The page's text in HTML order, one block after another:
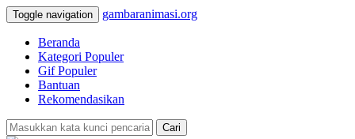
Toggle navigation gambaranimasi.org
Beranda
Kategori Populer
Gif Populer
Bantuan
Rekomendasikan
Cari